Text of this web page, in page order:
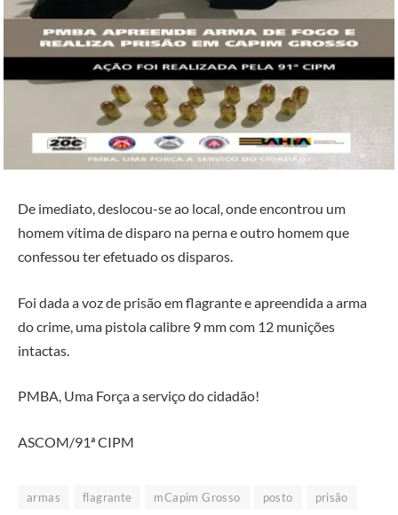
De imediato, deslocou-se ao local, onde encontrou um
homem vítima de disparo na perna e outro homem que
confessou ter efetuado os disparos.
Foi dada a voz de prisão em flagrante e apreendida a arma
do crime, uma pistola calibre 9 mm com 12 munições
intactas.
PMBA, Uma Força a serviço do cidadão!
ASCOM/91ª CIPM
armas flagrante mCapim Grosso posto prisão